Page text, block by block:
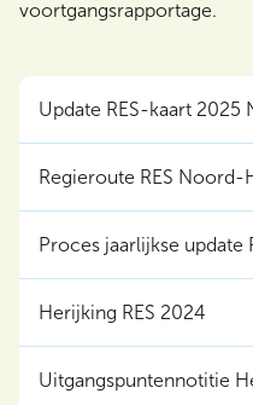
voortgangsrapportage.
Update RES-kaart
Regieroute RES
Proces jaarlijkse update
Herijking RES 2024
Uitgangspuntennotitie